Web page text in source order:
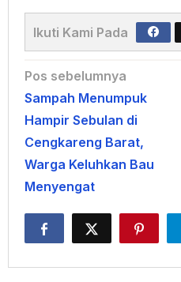
Ikuti Kami Pada
Navigasi
pos
Pos sebelumnya
Sampah Menumpuk
Hampir Sebulan di
Cengkareng Barat,
Warga Keluhkan Bau
Menyengat